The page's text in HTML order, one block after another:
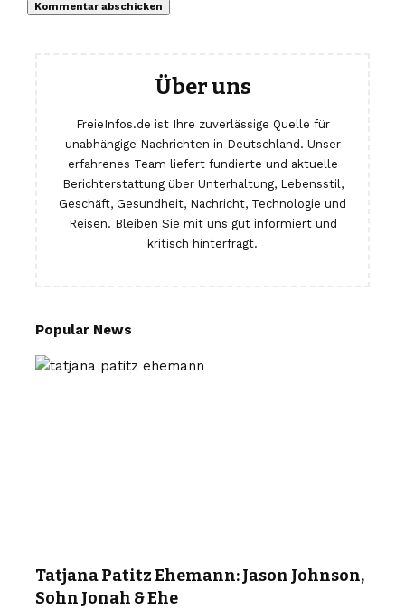
Über uns
FreieInfos.de ist Ihre zuverlässige Quelle für
unabhängige Nachrichten in Deutschland. Unser
erfahrenes Team liefert fundierte und aktuelle
Berichterstattung über Unterhaltung, Lebensstil,
Geschäft, Gesundheit, Nachricht, Technologie und
Reisen. Bleiben Sie mit uns gut informiert und
kritisch hinterfragt.
Popular News
Tatjana Patitz Ehemann: Jason Johnson,
Sohn Jonah & Ehe